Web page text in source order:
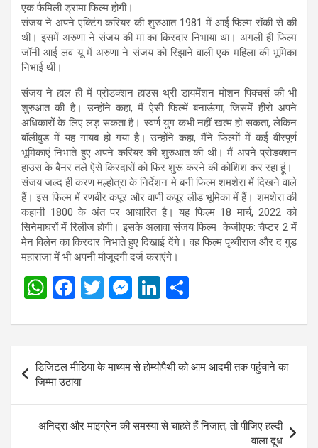
एक फैमिली ड्रामा फिल्म होगी।
संजय ने अपने एक्टिंग करियर की शुरुआत 1981 में आई फिल्म रॉकी से की
थी। इसमें अरुणा ने संजय की मां का किरदार निभाया था। अगली ही फिल्म
जॉनी आई लव यू में अरुणा ने संजय को रिझाने वाली एक महिला की भूमिका
निभाई थी।
संजय ने हाल ही में प्रोडक्शन हाउस थ्री डायमेंशन मोशन पिक्चर्स की भी
शुरुआत की है। उन्होंने कहा, मैं ऐसी फिल्में बनाऊंगा, जिसमें हीरो अपने
अधिकारों के लिए लड़ सकता है। स्वर्ण युग कभी नहीं खत्म हो सकता, लेकिन
बॉलीवुड में यह गायब हो गया है। उन्होंने कहा, मैंने फिल्मों में कई वीरपूर्ण
भूमिकाएं निभाते हुए अपने करियर की शुरुआत की थी। मैं अपने प्रोडक्शन
हाउस के बैनर तले ऐसे किरदारों को फिर शुरू करने की कोशिश कर रहा हूं।
संजय जल्द ही करण मल्होत्रा के निर्देशन मे बनी फिल्म शमशेरा में दिखने वाले
हैं। इस फिल्म में रणबीर कपूर और वाणी कपूर लीड भूमिका में हैं। शमशेरा की
कहानी 1800 के अंत पर आधारित है। यह फिल्म 18 मार्च, 2022 को
सिनेमाघरों में रिलीज होगी। इसके अलावा संजय फिल्म केजीएफ: चैप्टर 2 में
मेन विलेन का किरदार निभाते हुए दिखाई देंगे। वह फिल्म पृथ्वीराज और द गुड
महाराजा में भी अपनी मौजूदगी दर्ज कराएंगे।
W
at
s
A
p
p
F
ce
b
o
o
k
T
tt
M
se
n
g
er
Li
ke
dI
n
ar
Post
navigation
डिजिटल मीडिया के माध्‍यम से होम्‍योपैथी को आम आदमी तक पहुंचाने का
जिम्‍मा उठाया
अनिद्रा और माइग्रेन की समस्या से चाहते हैं निजात, तो पीजिए हल्दी
वाला दूध